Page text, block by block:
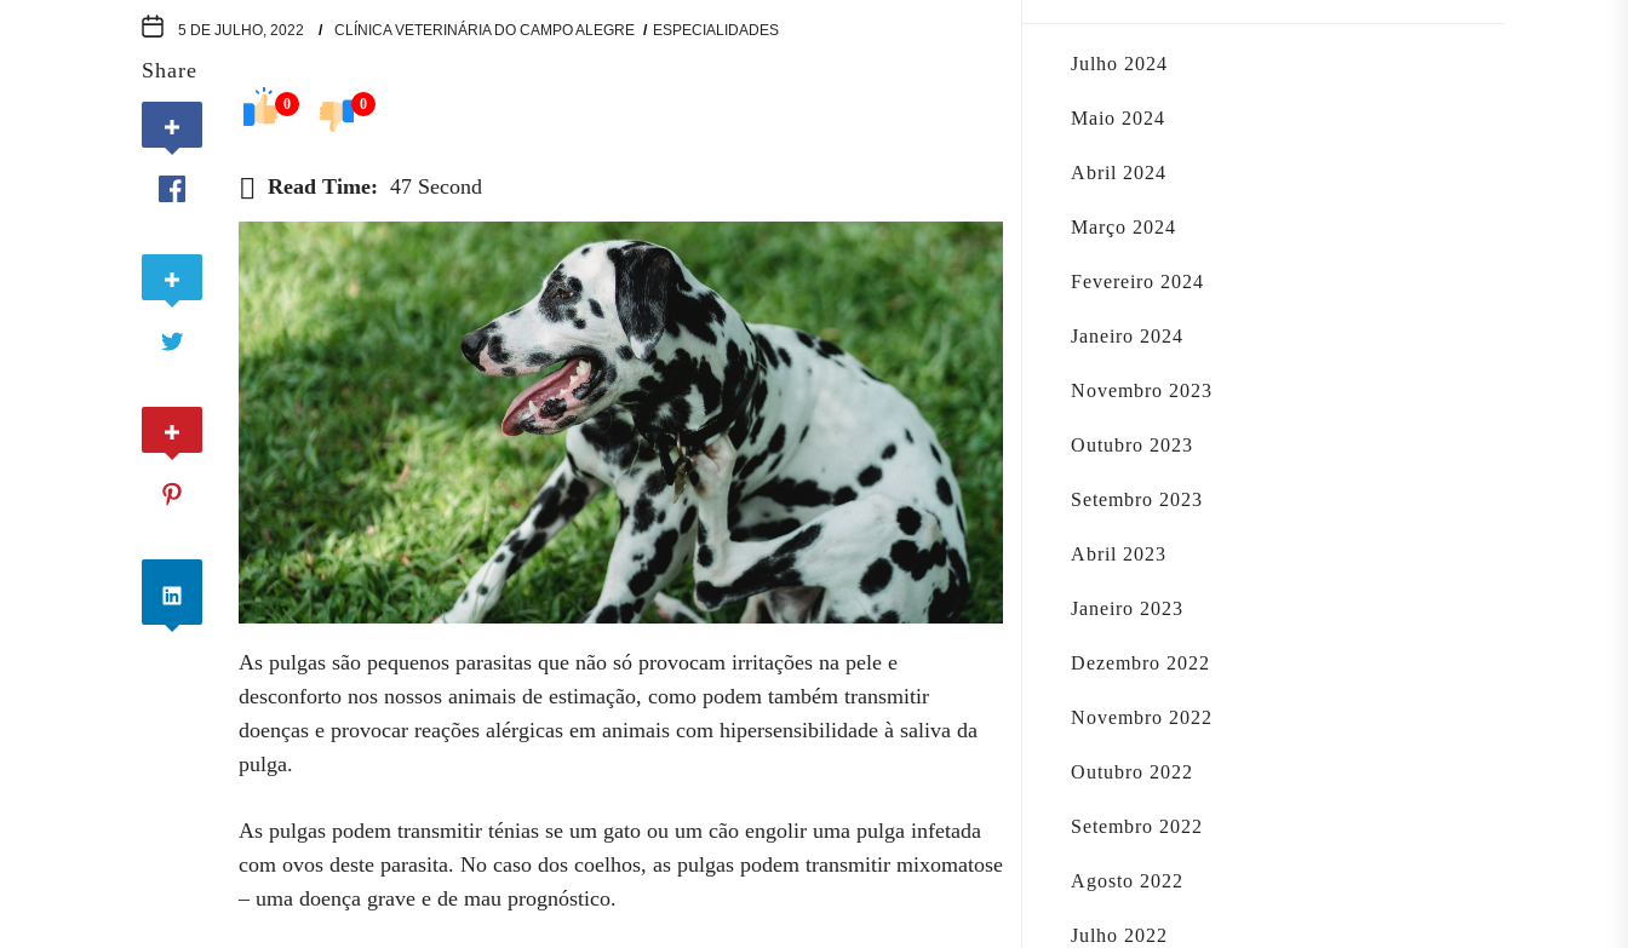
5 DE JULHO, 2022 CLÍNICA VETERINÁRIA DO CAMPO ALEGRE ESPECIALIDADES
Share
0 0
Read Time: 47 Second
As pulgas são pequenos parasitas que não só provocam irritações na pele e
desconforto nos nossos animais de estimação, como podem também transmitir
doenças e provocar reações alérgicas em animais com hipersensibilidade à saliva da
pulga.
As pulgas podem transmitir ténias se um gato ou um cão engolir uma pulga infetada
com ovos deste parasita. No caso dos coelhos, as pulgas podem transmitir mixomatose
– uma doença grave e de mau prognóstico.
Julho 2024
Maio 2024
Abril 2024
Março 2024
Fevereiro 2024
Janeiro 2024
Novembro 2023
Outubro 2023
Setembro 2023
Abril 2023
Janeiro 2023
Dezembro 2022
Novembro 2022
Outubro 2022
Setembro 2022
Agosto 2022
Julho 2022